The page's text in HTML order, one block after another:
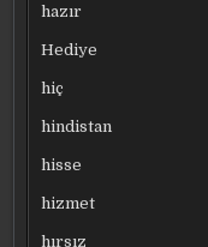
hazır
Hediye
hiç
hindistan
hisse
hizmet
hırsız